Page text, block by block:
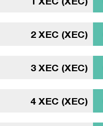
2 XEC (XEC)
3 XEC (XEC)
4 XEC (XEC)